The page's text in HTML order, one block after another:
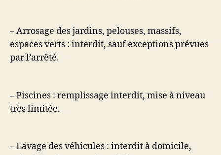
– Arrosage des jardins, pelouses, massifs,
espaces verts : interdit, sauf exceptions prévues
par l’arrêté.
– Piscines : remplissage interdit, mise à niveau
très limitée.
– Lavage des véhicules : interdit à domicile,